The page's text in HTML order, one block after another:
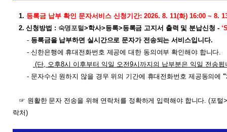
1. 등록금 납부 확인 문자서비스 신청기간: 2026. 8. 11(화) 16:00 ~ 8.
2. 신청방법 : 숙명포털>학사>등록>등록금 고지서 출력 및 분납신청 -
- 등록금을 납부하면 실시간으로 문자가 전송되는 서비스입니다.
- 신한은행에 휴대전화번호 제공에 대한 동의여부 확인해야 합니다.
(단, 오후8시 이후부터 익일 오전9시까지의 납부분은 익일 전송됩
- 문자수신 원하지 않을 경우 위의 기간에 휴대전화번호 제공동의에 "
☞ 원활한 문자 전송을 위해 연락처를 정확하게 입력해야 합니다. (포털
락처)